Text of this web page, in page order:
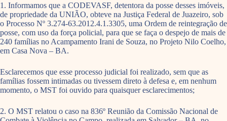
1. Informamos que a CODEVASF, detentora da posse desses imóveis,
de propriedade da UNIÃO, obteve na Justiça Federal de Juazeiro, sob
o Processo Nº 3.274-63.2012.4.1.3305, uma Ordem de reintegração de
posse, com uso da força policial, para que se faça o despejo de mais de
240 famílias no Acampamento Irani de Souza, no Projeto Nilo Coelho,
em Casa Nova – BA.
Esclarecemos que esse processo judicial foi realizado, sem que as
famílias fossem intimadas ou tivessem direto à defesa e, em nenhum
momento, o MST foi ouvido para quaisquer esclarecimentos;
2. O MST relatou o caso na 836º Reunião da Comissão Nacional de